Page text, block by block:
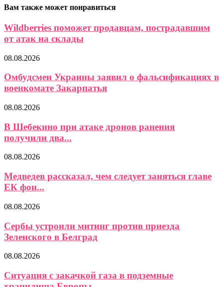
Вам также может понравиться
Wildberries поможет продавцам, пострадавшим
от атак на склады
08.08.2026
Омбудсмен Украины заявил о фальсификациях в
военкомате Закарпатья
08.08.2026
В Шебекино при атаке дронов ранения
получили два...
08.08.2026
Медведев рассказал, чем следует заняться главе
ЕК фон...
08.08.2026
Сербы устроили митинг против приезда
Зеленского в Белград
08.08.2026
Ситуация с закачкой газа в подземные